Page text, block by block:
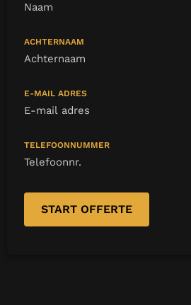
ACHTERNAAM
E-MAIL ADRES
TELEFOONNUMMER